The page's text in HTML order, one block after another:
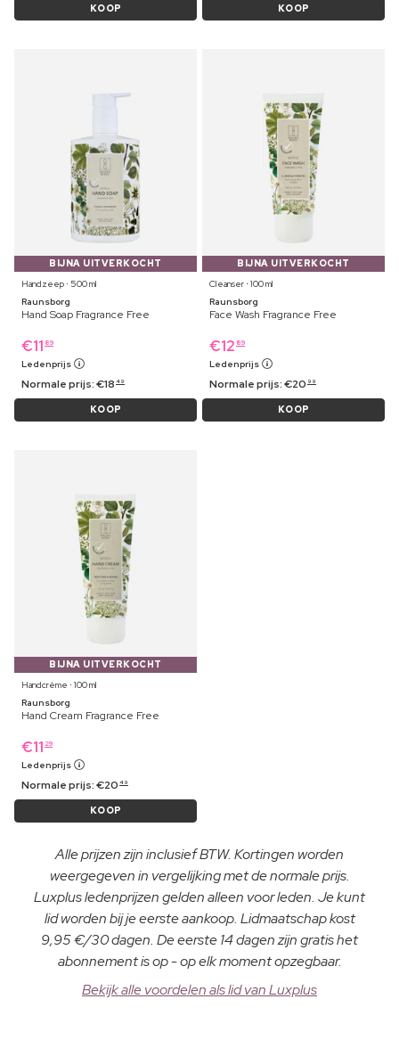
KOOP KOOP
BIJNA UITVERKOCHT
Handzeep ⋅ 500 ml
Raunsborg
Hand Soap Fragrance Free
€11 89
Ledenprijs
Normale prijs:€18 49
KOOP
BIJNA UITVERKOCHT
Cleanser ⋅ 100 ml
Raunsborg
Face Wash Fragrance Free
€12 89
Ledenprijs
Normale prijs:€20 99
KOOP
BIJNA UITVERKOCHT
Handcrème ⋅ 100 ml
Raunsborg
Hand Cream Fragrance Free
€11 29
Ledenprijs
Normale prijs:€20 49
KOOP
Alle prijzen zijn inclusief BTW. Kortingen worden
weergegeven in vergelijking met de normale prijs.
Luxplus ledenprijzen gelden alleen voor leden. Je kunt
lid worden bij je eerste aankoop. Lidmaatschap kost
9,95 €/30 dagen. De eerste 14 dagen zijn gratis het
abonnement is op - op elk moment opzegbaar.
Bekijk alle voordelen als lid van Luxplus